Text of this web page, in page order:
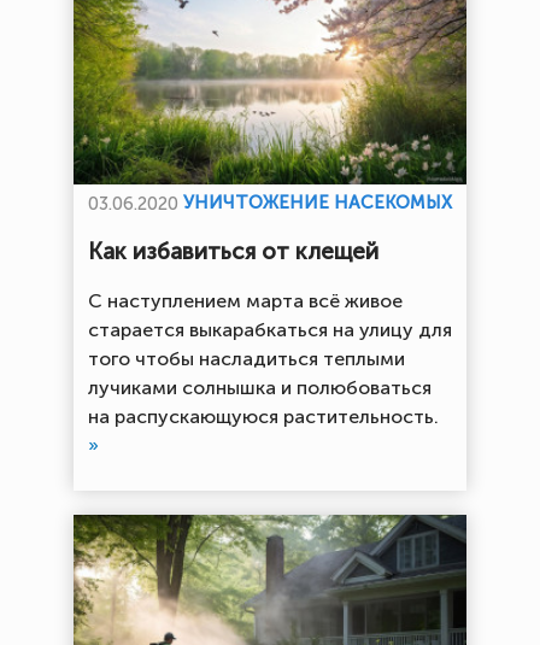
03.06.2020 УНИЧТОЖЕНИЕ НАСЕКОМЫХ
Как избавиться от клещей
С наступлением марта всё живое
старается выкарабкаться на улицу для
того чтобы насладиться теплыми
лучиками солнышка и полюбоваться
на распускающуюся растительность.
»